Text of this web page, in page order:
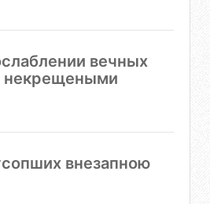
вечных
некрещеными
внезапною